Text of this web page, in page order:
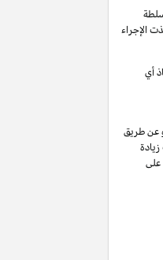
الإجراء
أي
عن طريق
على